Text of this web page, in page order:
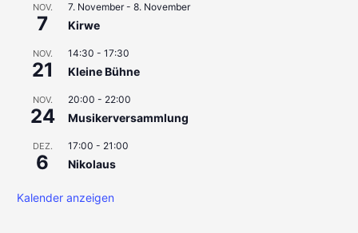
NOV.
7
7. November-8. November
Kirwe
NOV.
21
14:30 -17:30
Kleine Bühne
NOV.
24
20:00 - 22:00
Musikerversammlung
DEZ.
6
17:00 - 21:00
Nikolaus
Kalender anzeigen